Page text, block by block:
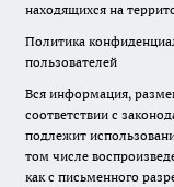
находящихся на
Политика
пользователей
Вся информация,
соответствии с
подлежит
том числе
как с письменного